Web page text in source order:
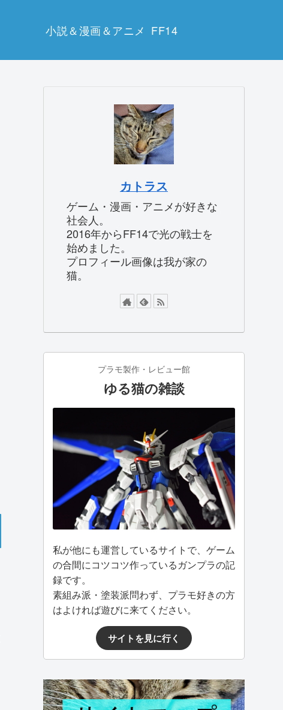
小説＆漫画＆アニメ FF14
カトラス
ゲーム・漫画・アニメが好きな
社会人。
2016年からFF14で光の戦士を
始めました。
プロフィール画像は我が家の
猫。
プラモ製作・レビュー館
ゆる猫の雑談
私が他にも運営しているサイトで、ゲーム
の合間にコツコツ作っているガンプラの記
録です。
素組み派・塗装派問わず、プラモ好きの方
はよければ遊びに来てください。
サイトを見に行く